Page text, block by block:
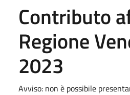
Contributo
Regione
2023
Avviso: non è possibile